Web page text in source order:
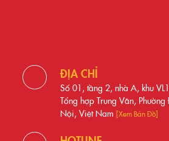
ĐỊA CHỈ
Số 01, tầng 2, nhà A, khu
Tổng hợp Trung Văn,
Nội, Việt Nam [Xem Bản Đồ]